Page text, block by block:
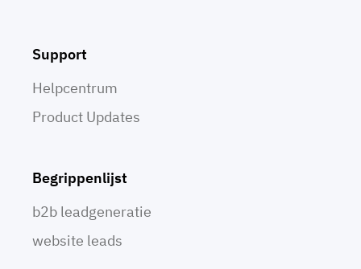
Support
Helpcentrum
Product Updates
Begrippenlijst
b2b leadgeneratie
website leads